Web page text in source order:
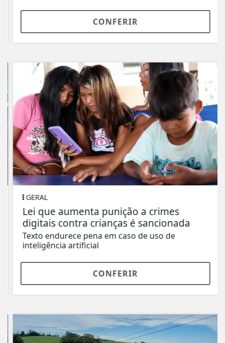
CONFERIR
GERAL
Lei que aumenta punição a crimes
digitais contra crianças é sancionada
Texto endurece pena em caso de uso de
inteligência artificial
CONFERIR